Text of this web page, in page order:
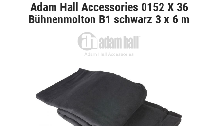
Adam Hall Accessories 0152 X 36
Bühnenmolton B1 schwarz 3 x 6 m